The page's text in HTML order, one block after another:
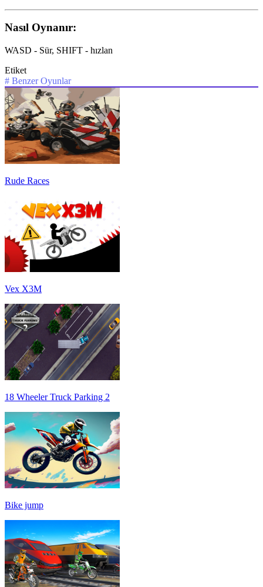
Nasıl Oynanır:
WASD - Sür, SHIFT - hızlan
Etiket
# Benzer Oyunlar
Rude Races
Vex X3M
18 Wheeler Truck Parking 2
Bike jump